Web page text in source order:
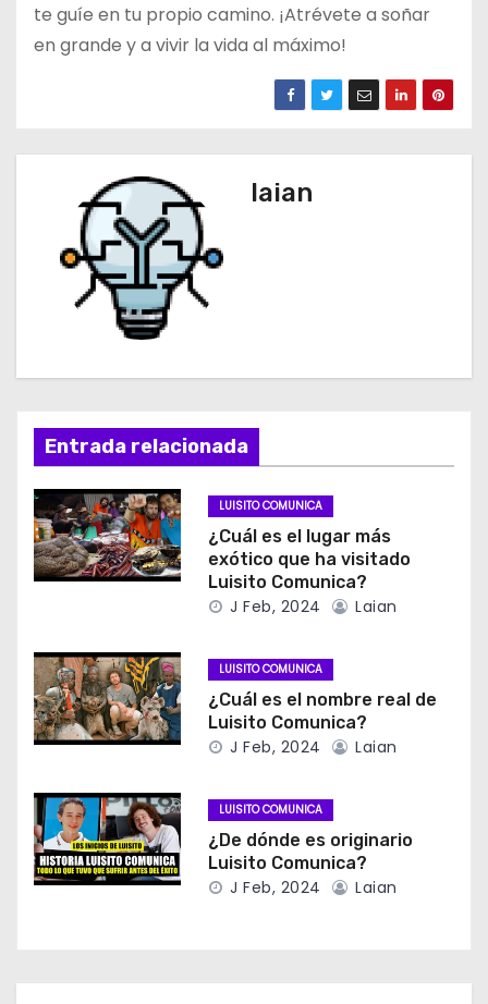
te guíe en tu propio camino. ¡Atrévete a soñar
en grande y a vivir la vida al máximo!
laian
Entrada relacionada
LUISITO COMUNICA
¿Cuál es el lugar más
exótico que ha visitado
Luisito Comunica?
J Feb, 2024 Laian
LUISITO COMUNICA
¿Cuál es el nombre real de
Luisito Comunica?
J Feb, 2024 Laian
LUISITO COMUNICA
¿De dónde es originario
Luisito Comunica?
J Feb, 2024 Laian